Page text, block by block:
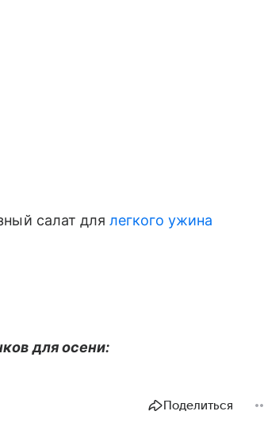
салат длялегкого ужина
для осени:
Поделиться